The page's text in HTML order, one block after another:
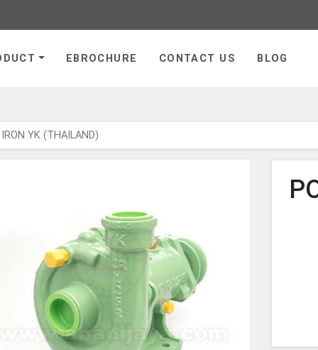
EBROCHURE CONTACT US BLOG
YK (THAILAND)